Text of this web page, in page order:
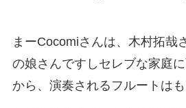
まーCocomiさんは、木村拓哉
の娘さんですしセレブな家庭
から、演奏されるフルートは